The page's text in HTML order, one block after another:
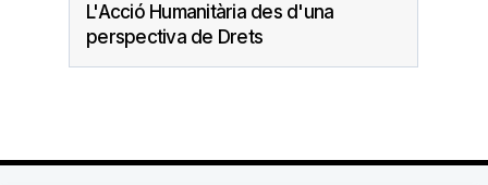
L'Acció Humanitària des d'una
perspectiva de Drets